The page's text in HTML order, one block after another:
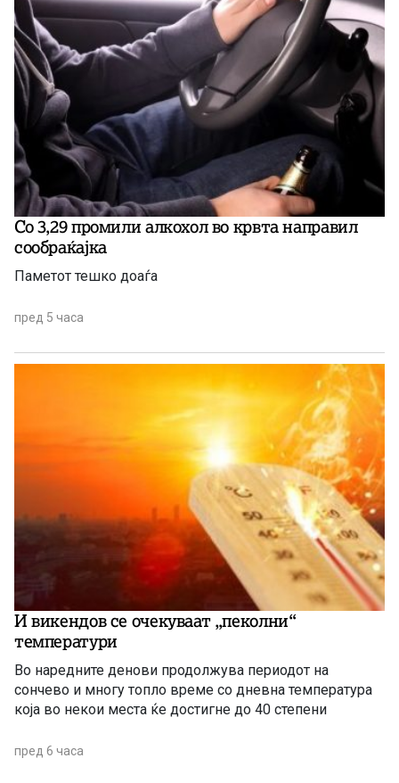
Со 3,29 промили алкохол во крвта направил
сообраќајка
Паметот тешко доаѓа
пред 5 часа
И викендов се очекуваат „пеколни“
температури
Во наредните денови продолжува периодот на
сончево и многу топло време со дневна температура
која во некои места ќе достигне до 40 степени
пред 6 часа